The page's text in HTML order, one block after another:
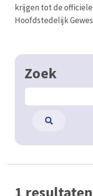
krijgen tot de
Hoofdstedelijk
Zoek
1 resultaten